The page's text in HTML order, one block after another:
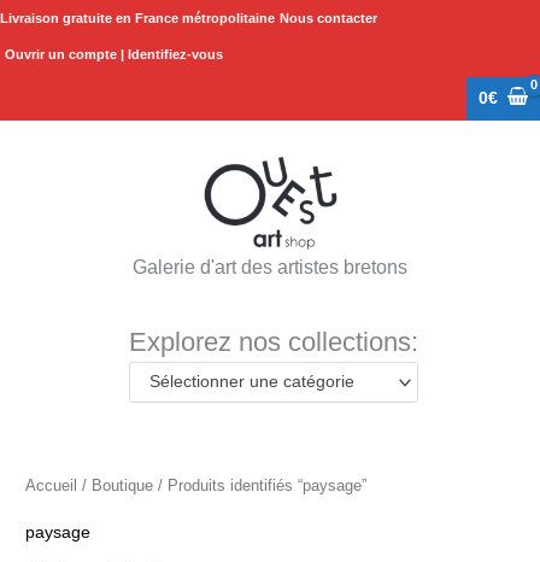
Aller
Livraison gratuite en France métropolitaine Nous contacter
Ouvrir un compte | Identifiez-vous
0€
Galerie d'art des artistes bretons
Explorez nos collections:
Sélectionner une catégorie
Accueil / Boutique / Produits identifiés “paysage”
paysage